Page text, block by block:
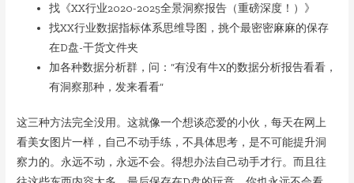
找《XX行业2020-2025全景洞察报告（重磅深度！）》
找XX行业数据指标体系思维导图，挑个最密密麻麻的保存
在D盘-干货文件夹
加各种数据分析群，问：“有没有牛X的数据分析报告看看，
有洞察那种，发来看看”
这三种方法完全没用。这就像一个想谈恋爱的小伙，每天在网上
看美女图片一样，自己不动手练，不具体思考，是不可能提升洞
察力的。永远不动，永远不会。得想办法自己动手才行。而且往